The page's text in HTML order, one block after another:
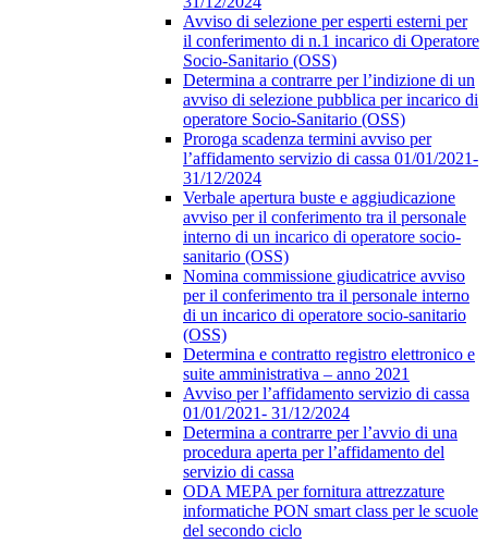
Avviso di selezione per esperti esterni per
il conferimento di n.1 incarico di Operatore
Socio-Sanitario (OSS)
Determina a contrarre per l’indizione di un
avviso di selezione pubblica per incarico di
operatore Socio-Sanitario (OSS)
Proroga scadenza termini avviso per
l’affidamento servizio di cassa 01/01/2021-
31/12/2024
Verbale apertura buste e aggiudicazione
avviso per il conferimento tra il personale
interno di un incarico di operatore socio-
sanitario (OSS)
Nomina commissione giudicatrice avviso
per il conferimento tra il personale interno
di un incarico di operatore socio-sanitario
(OSS)
Determina e contratto registro elettronico e
suite amministrativa – anno 2021
Avviso per l’affidamento servizio di cassa
01/01/2021- 31/12/2024
Determina a contrarre per l’avvio di una
procedura aperta per l’affidamento del
servizio di cassa
ODA MEPA per fornitura attrezzature
informatiche PON smart class per le scuole
del secondo ciclo